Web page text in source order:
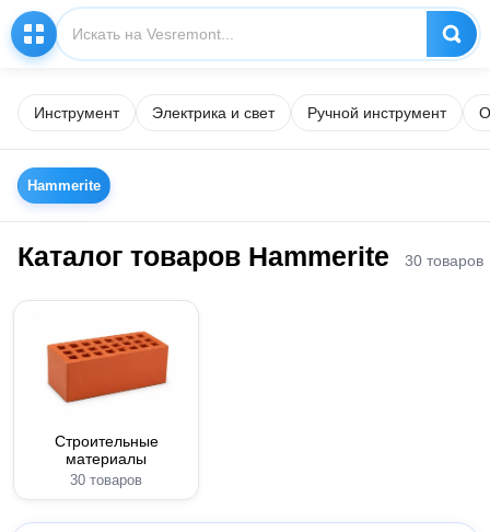
Инструмент Электрика и свет Ручной инструмент
Hammerite
Каталог товаров Hammerite 30 товаров
Строительные
материалы
30 товаров